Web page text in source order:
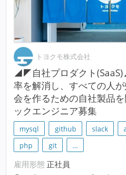
トヨクモ株式会社
◢◤自社プロダクト
率を解消し、すべての人
会を作るための自社製品
ックエンジニア募集
mysql github slack
php
git …
雇用形態 正社員